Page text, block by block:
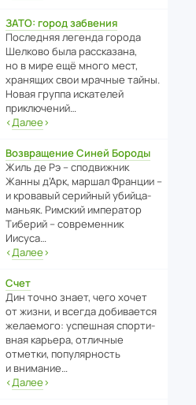
ЗАТО: город забвения
После­дняя легенда города
Шелково была расска­зана,
но в мире ещё много мест,
хранящих свои мрачные тайны.
Новая группа иска­телей
приключений…
‹Далее›
Возвращение Синей Бороды
Жиль де Рэ – спод­ви­жник
Жанны д’Арк, маршал Франции –
и кровавый серийный убийца-
маньяк. Римский импе­ратор
Тиберий – совре­менник
Иисуса…
‹Далее›
Счет
Дин точно знает, чего хочет
от жизни, и всегда доби­ва­ется
жела­е­мого: успе­шная спор­ти­
вная карьера, отли­чные
отметки, попу­ля­р­ность
и внимание…
‹Далее›